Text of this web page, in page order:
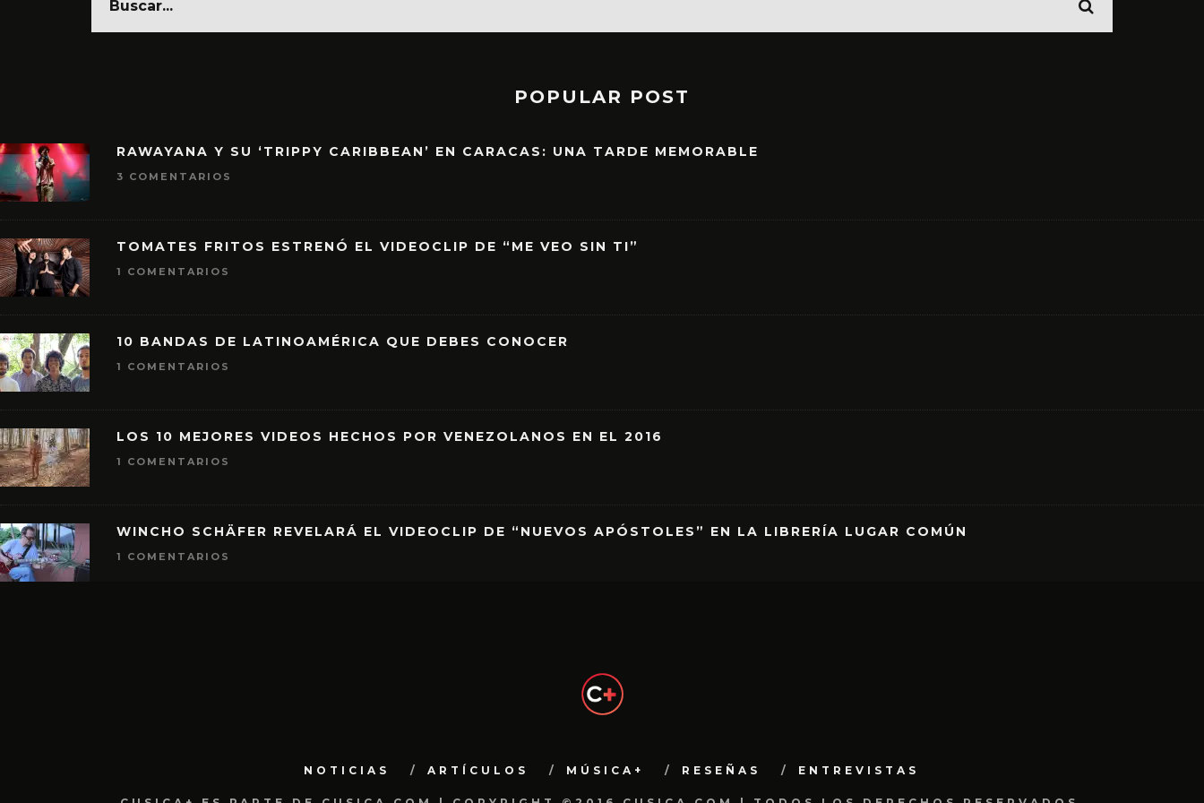
POPULAR POST
RAWAYANA Y SU ‘TRIPPY CARIBBEAN’ EN CARACAS: UNA TARDE MEMORABLE
3 COMENTARIOS
TOMATES FRITOS ESTRENÓ EL VIDEOCLIP DE “ME VEO SIN TI”
1 COMENTARIOS
10 BANDAS DE LATINOAMÉRICA QUE DEBES CONOCER
1 COMENTARIOS
LOS 10 MEJORES VIDEOS HECHOS POR VENEZOLANOS EN EL 2016
1 COMENTARIOS
WINCHO SCHÄFER REVELARÁ EL VIDEOCLIP DE “NUEVOS APÓSTOLES” EN LA LIBRERÍA LUGAR COMÚN
1 COMENTARIOS
NOTICIAS ARTÍCULOS MÚSICA+ RESEÑAS ENTREVISTAS